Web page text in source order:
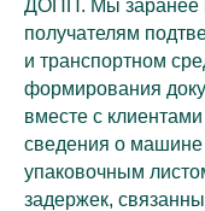
ДОПП. Мы заранее
получателям
и транспортном
формирования
вместе с
сведения о машине
упаковочным
задержек,